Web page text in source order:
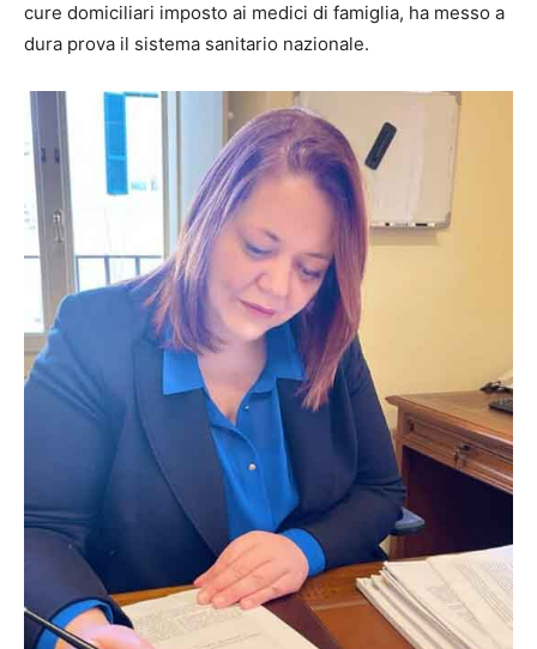
cure domiciliari imposto ai medici di famiglia, ha messo a
dura prova il sistema sanitario nazionale.